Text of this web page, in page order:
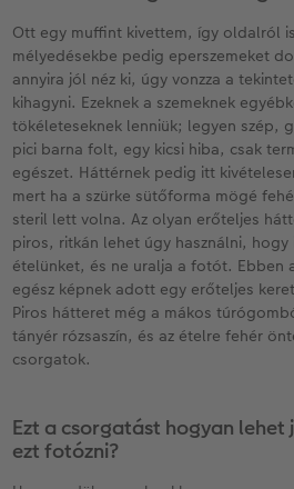
Ott egy muffint kivettem, így oldalról
mélyedésekbe pedig eperszemeket
annyira jól néz ki, úgy vonzza a
kihagyni. Ezeknek a szemeknek
tökéleteseknek lenniük; legyen szép,
pici barna folt, egy kicsi hiba, csak
egészet. Háttérnek pedig itt
mert ha a szürke sütőforma mögé
steril lett volna. Az olyan erőteljes
piros, ritkán lehet úgy használni, hogy
ételünket, és ne uralja a fotót. Ebben
egész képnek adott egy erőteljes
Piros hátteret még a mákos
tányér rózsaszín, és az ételre fehér
csorgatok.
Ezt a csorgatást hogyan
ezt fotózni?